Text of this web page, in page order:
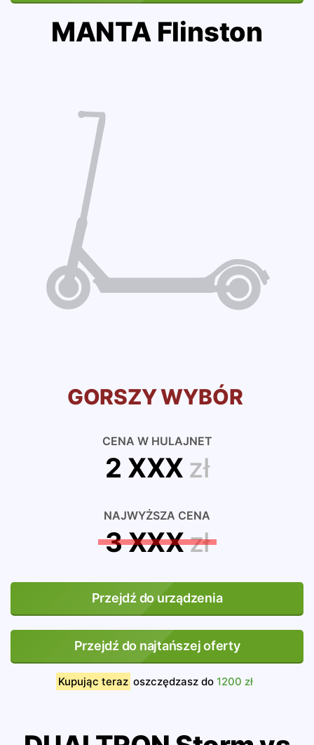
MANTA Flinston
GORSZY WYBÓR
CENA W HULAJNET
2 XXX zł
NAJWYŻSZA CENA
3 XXXzł
Przejdź do urządzenia
Przejdź do najtańszej oferty
Kupując teraz oszczędzasz do 1200 zł